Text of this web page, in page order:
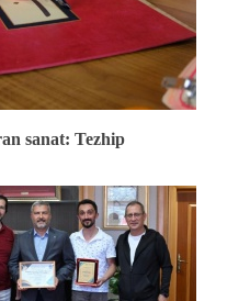
sanat: Tezhip